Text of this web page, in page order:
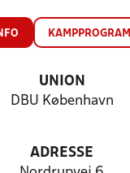
KAMPPROGRAM
UNION
DBU København
ADRESSE